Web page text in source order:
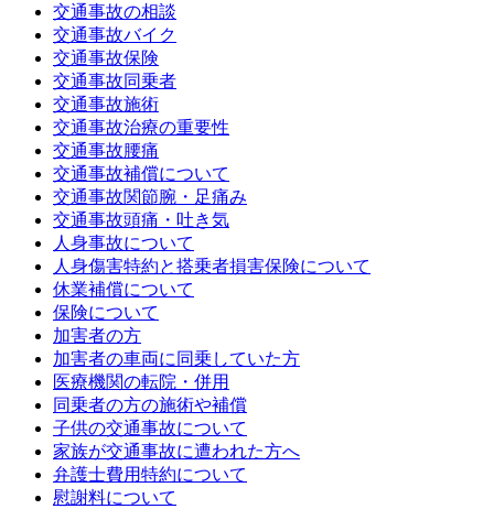
慰謝料について
整骨院と病院や整形外科との違い
整骨院に通院してはいけないと言われた方へ
整骨院の上手な通い方
産前・産後の方の交通事故
症状固定（治療の打ち切り）を宣告された方へ
自損事故
交通事故の相談
交通事故バイク
交通事故保険
交通事故同乗者
交通事故施術
交通事故治療の重要性
交通事故腰痛
交通事故補償について
交通事故関節腕・足痛み
交通事故頭痛・吐き気
人身事故について
人身傷害特約と搭乗者損害保険について
休業補償について
保険について
加害者の方
加害者の車両に同乗していた方
医療機関の転院・併用
同乗者の方の施術や補償
子供の交通事故について
家族が交通事故に遭われた方へ
弁護士費用特約について
慰謝料について